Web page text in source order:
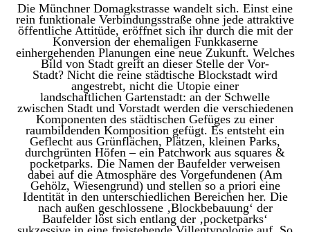
Die Münchner Domagkstrasse wandelt sich. Einst eine
rein funktionale Verbindungsstraße ohne jede attraktive
öffentliche Attitüde, eröffnet sich ihr durch die mit der
Konversion der ehemaligen Funkkaserne
einhergehenden Planungen eine neue Zukunft. Welches
Bild von Stadt greift an dieser Stelle der Vor-
Stadt? Nicht die reine städtische Blockstadt wird
angestrebt, nicht die Utopie einer
landschaftlichen Gartenstadt: an der Schwelle
zwischen Stadt und Vorstadt werden die verschiedenen
Komponenten des städtischen Gefüges zu einer
raumbildenden Komposition gefügt. Es entsteht ein
Geflecht aus Grünflächen, Plätzen, kleinen Parks,
durchgrünten Höfen – ein Patchwork aus squares &
pocketparks. Die Namen der Baufelder verweisen
dabei auf die Atmosphäre des Vorgefundenen (Am
Gehölz, Wiesengrund) und stellen so a priori eine
Identität in den unterschiedlichen Bereichen her. Die
nach außen geschlossene ‚Blockbebauung‘ der
Baufelder löst sich entlang der ‚pocketparks‘